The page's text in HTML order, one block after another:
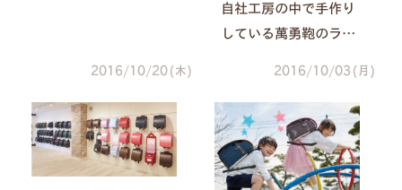
である二代目が若かり
切だと教えられていた
ことが2つありました。
2016/10/20(木)
自社工房の中で手作り
している萬勇鞄のラン
だわっています。今回
はランドセルのモチー
フについてご紹介いた
します。
2016/10/03(月)